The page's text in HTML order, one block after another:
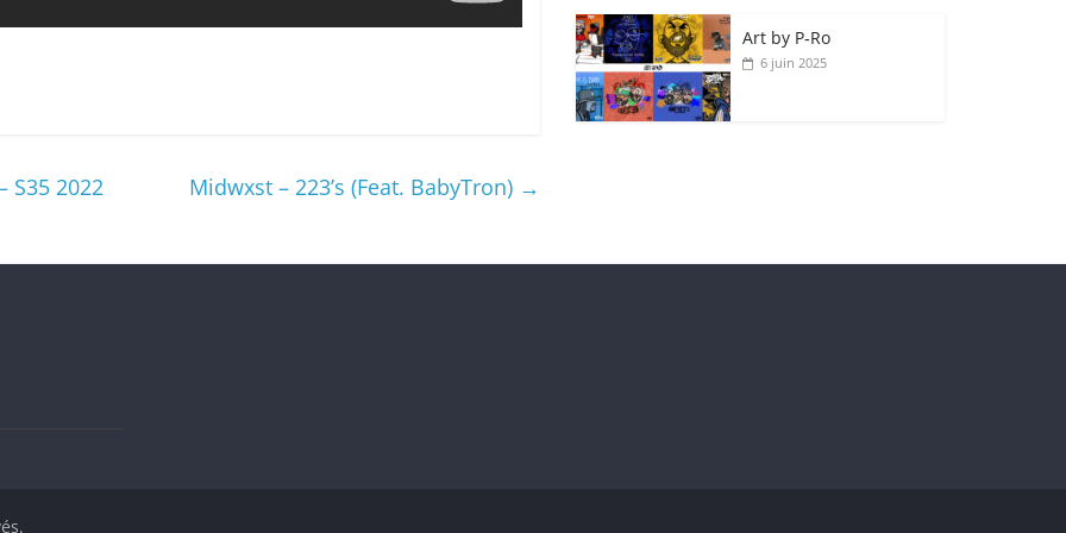
S35 2022 Midwxst – 223’s (Feat. BabyTron) →
Art by P‑Ro
6 juin 2025